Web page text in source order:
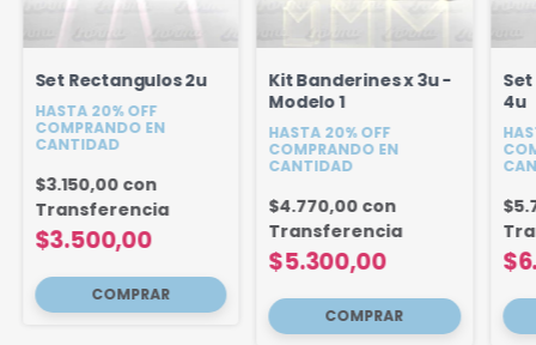
Set Rectangulos 2u
HASTA 20% OFF
COMPRANDO EN
CANTIDAD
$3.500,00
$3.150,00 con
Transferencia
Kit Banderines x 3u -
Modelo 1
HASTA 20% OFF
COMPRANDO EN
CANTIDAD
$5.300,00
$4.770,00 con
Transferencia
4u